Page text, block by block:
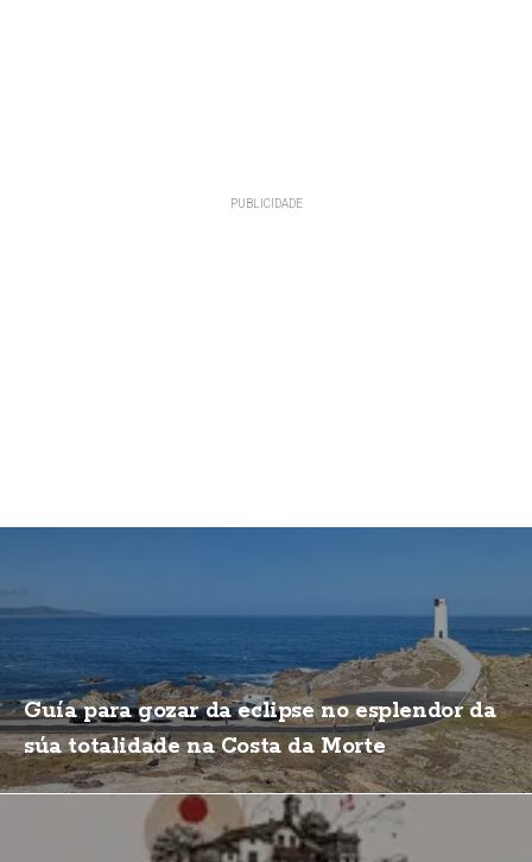
Guía para gozar da eclipse no esplendor da
súa totalidade na Costa da Morte